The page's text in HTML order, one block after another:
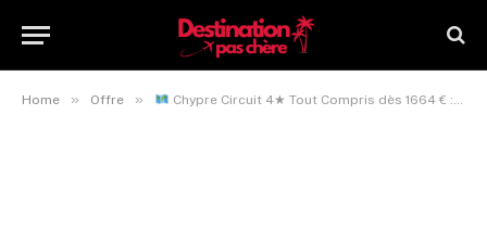
Home » Offre » Chypre Circuit 4★ Tout Compris dès 1664 € : Un voyage complet avec excursions incluses